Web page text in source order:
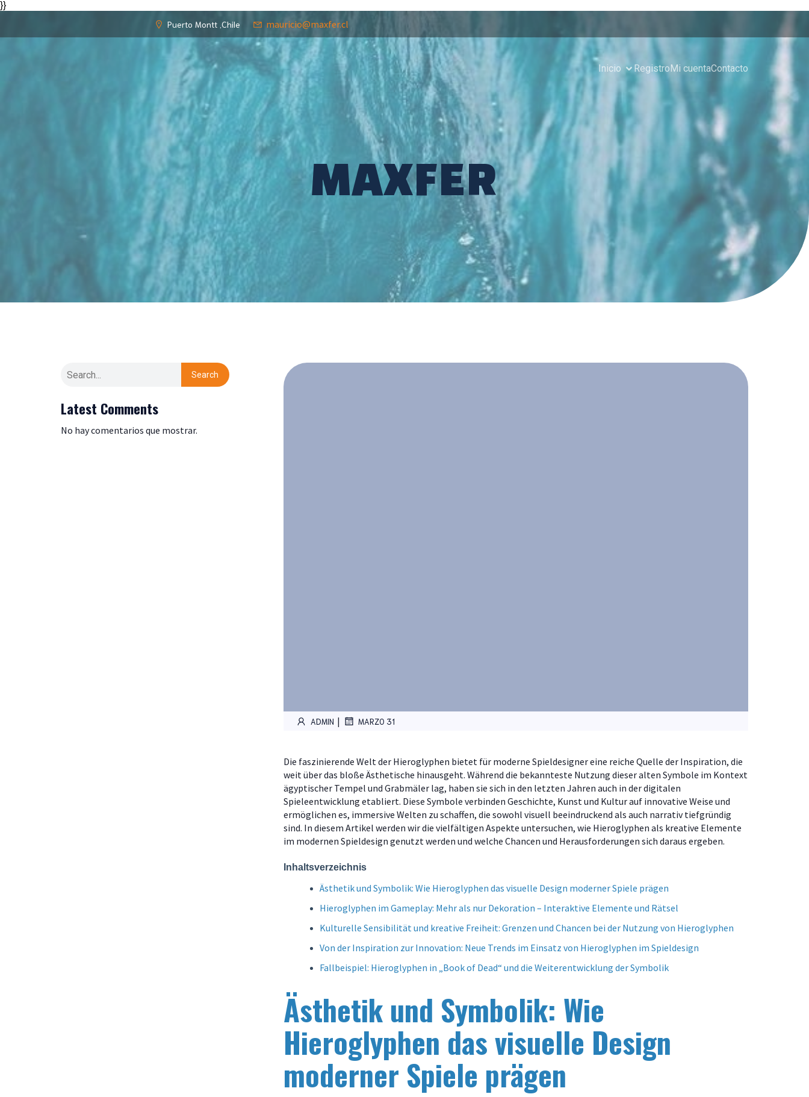
}}
Puerto Montt ,Chile mauricio@maxfer.cl
Inicio RegistroMi cuentaContacto
MAXFER
Search
Latest Comments
No hay comentarios que mostrar.
ADMIN | MARZO 31
Die faszinierende Welt der Hieroglyphen bietet für moderne Spieldesigner eine reiche Quelle der Inspiration, die
weit über das bloße Ästhetische hinausgeht. Während die bekannteste Nutzung dieser alten Symbole im Kontext
ägyptischer Tempel und Grabmäler lag, haben sie sich in den letzten Jahren auch in der digitalen
Spieleentwicklung etabliert. Diese Symbole verbinden Geschichte, Kunst und Kultur auf innovative Weise und
ermöglichen es, immersive Welten zu schaffen, die sowohl visuell beeindruckend als auch narrativ tiefgründig
sind. In diesem Artikel werden wir die vielfältigen Aspekte untersuchen, wie Hieroglyphen als kreative Elemente
im modernen Spieldesign genutzt werden und welche Chancen und Herausforderungen sich daraus ergeben.
Inhaltsverzeichnis
Ästhetik und Symbolik: Wie Hieroglyphen das visuelle Design moderner Spiele prägen
Hieroglyphen im Gameplay: Mehr als nur Dekoration – Interaktive Elemente und Rätsel
Kulturelle Sensibilität und kreative Freiheit: Grenzen und Chancen bei der Nutzung von Hieroglyphen
Von der Inspiration zur Innovation: Neue Trends im Einsatz von Hieroglyphen im Spieldesign
Fallbeispiel: Hieroglyphen in „Book of Dead“ und die Weiterentwicklung der Symbolik
Ästhetik und Symbolik: Wie
Hieroglyphen das visuelle Design
moderner Spiele prägen